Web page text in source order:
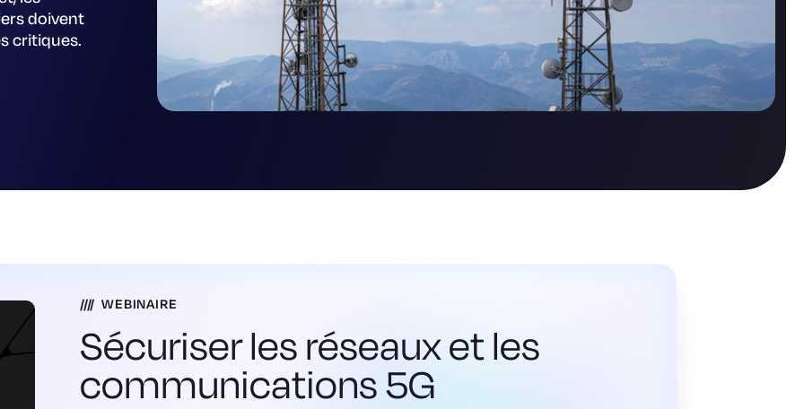
doivent
critiques.
WEBINAIRE
Sécuriser les réseaux et les
communications 5G